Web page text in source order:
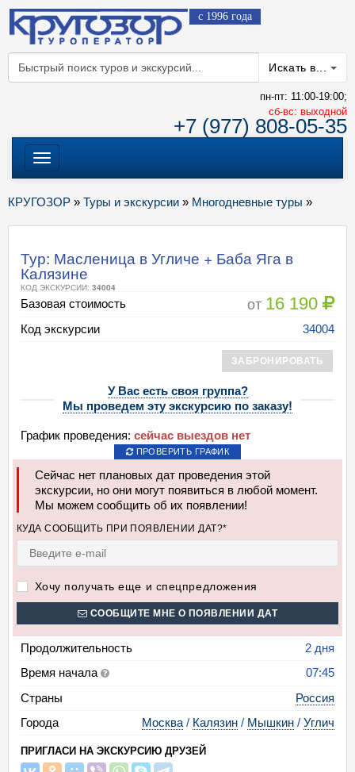
с 1996 года
Искать в...
пн-пт: 11:00-19:00;
cб-вс: выходной
+7 (977) 808-05-35
Меню
КРУГОЗОР » Туры и экскурсии » Многодневные туры »
Тур: Масленица в Угличе + Баба Яга в
Калязине
КОД ЭКСКУРСИИ: 34004
Базовая стоимость от 16 190
Код экскурсии 34004
ЗАБРОНИРОВАТЬ
У Вас есть своя группа?
Мы проведем эту экскурсию по заказу!
График проведения: сейчас выездов нет
ПРОВЕРИТЬ ГРАФИК
Сейчас нет плановых дат проведения этой
экскурсии, но они могут появиться в любой момент.
Мы можем сообщить об их появлении!
КУДА СООБЩИТЬ ПРИ ПОЯВЛЕНИИ ДАТ?*
Хочу получать еще и спецпредложения
СООБЩИТЕ МНЕ О ПОЯВЛЕНИИ ДАТ
Продолжительность
2 дня
Время начала
07:45
Страны
Россия
Города
Москва / Калязин / Мышкин / Углич
ПРИГЛАСИ НА ЭКСКУРСИЮ ДРУЗЕЙ